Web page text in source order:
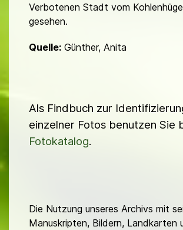
Verbotenen Stadt vom
gesehen.
Quelle: Günther, Anita
Als Findbuch zur
einzelner Fotos benutzen Sie
Fotokatalog.
Die Nutzung unseres Archivs mit
Manuskripten, Bildern, Landkarten